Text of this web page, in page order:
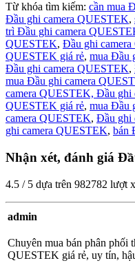
Từ khóa tìm kiếm: cần mua
Đầu ghi camera QUESTEK,
trì Đầu ghi camera
QUESTEK, Đầu ghi
QUESTEK giá rẻ, mua Đầu
Đầu ghi camera QUESTEK,
mua Đầu ghi camera
camera QUESTEK, Đầu ghi
QUESTEK giá rẻ, mua Đầu
camera QUESTEK, Đầu ghi
ghi camera QUESTEK, bán
Nhận xét, đánh giá
4.5 / 5 dựa trên 982782 lượt
admin
Chuyên mua bán phân phối
QUESTEK giá rẻ, uy tín,